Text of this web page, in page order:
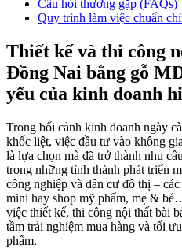
Câu hỏi thường gặp (FAQs)
Quy trình làm việc chuẩn
Thiết kế và thi công
Đồng Nai bằng gỗ
yếu của kinh doanh
Trong bối cảnh kinh doanh ngày
khốc liệt, việc đầu tư vào không
là lựa chọn mà đã trở thành nhu
trong những tỉnh thành phát triển
công nghiệp và dân cư đô thị –
mini hay shop mỹ phẩm, mẹ &
việc thiết kế, thi công nội thất bài
tầm trải nghiệm mua hàng và tối
phẩm.